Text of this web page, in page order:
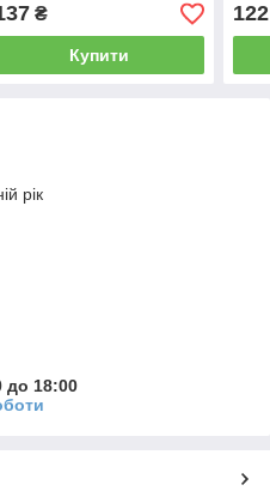
₴
Купити
122
рік
до 18:00